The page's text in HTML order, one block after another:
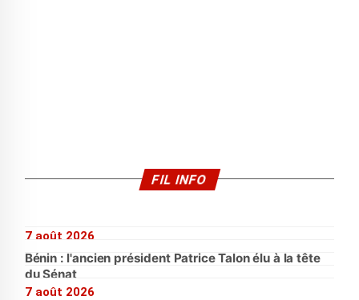
FIL INFO
7 août 2026
Bénin : l'ancien président Patrice Talon élu à la tête
du Sénat
7 août 2026